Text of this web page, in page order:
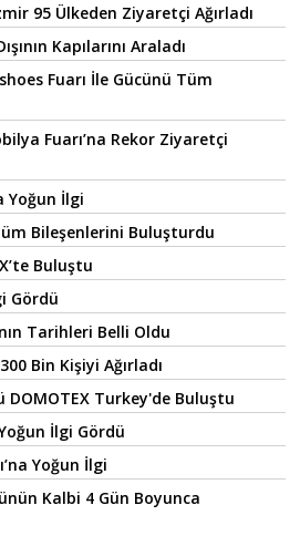
95 Ülkeden Ziyaretçi Ağırladı
Kapılarını Araladı
Fuarı İle Gücünü Tüm
Fuarı’na Rekor Ziyaretçi
Yoğun İlgi
Bileşenlerini Buluşturdu
Buluştu
Gördü
Tarihleri Belli Oldu
Bin Kişiyi Ağırladı
DOMOTEX Turkey'de Buluştu
İlgi Gördü
Yoğun İlgi
Kalbi 4 Gün Boyunca